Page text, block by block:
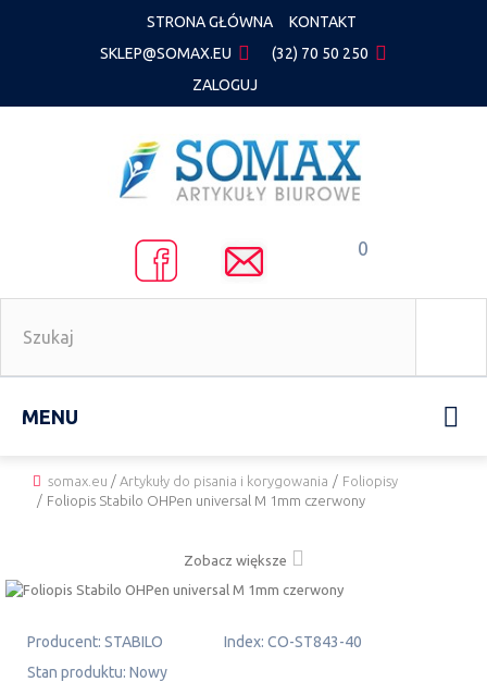
STRONA GŁÓWNA
KONTAKT
SKLEP@SOMAX.EU
(32) 70 50 250
ZALOGUJ
0
MENU
somax.eu / Artykuły do pisania i korygowania / Foliopisy
/ Foliopis Stabilo OHPen universal M 1mm czerwony
Zobacz większe
Producent: STABILO Index: CO-ST843-40
Stan produktu: Nowy